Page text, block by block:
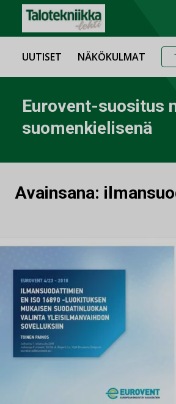
UUTISET NÄKÖKULMAT
Eurovent-suositus
suomenkielisenä
Avainsana: